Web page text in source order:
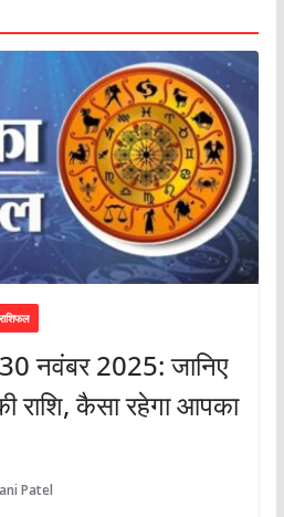
राशिफल
नवंबर 2025: जानिए
राशि, कैसा रहेगा आपका
Patel